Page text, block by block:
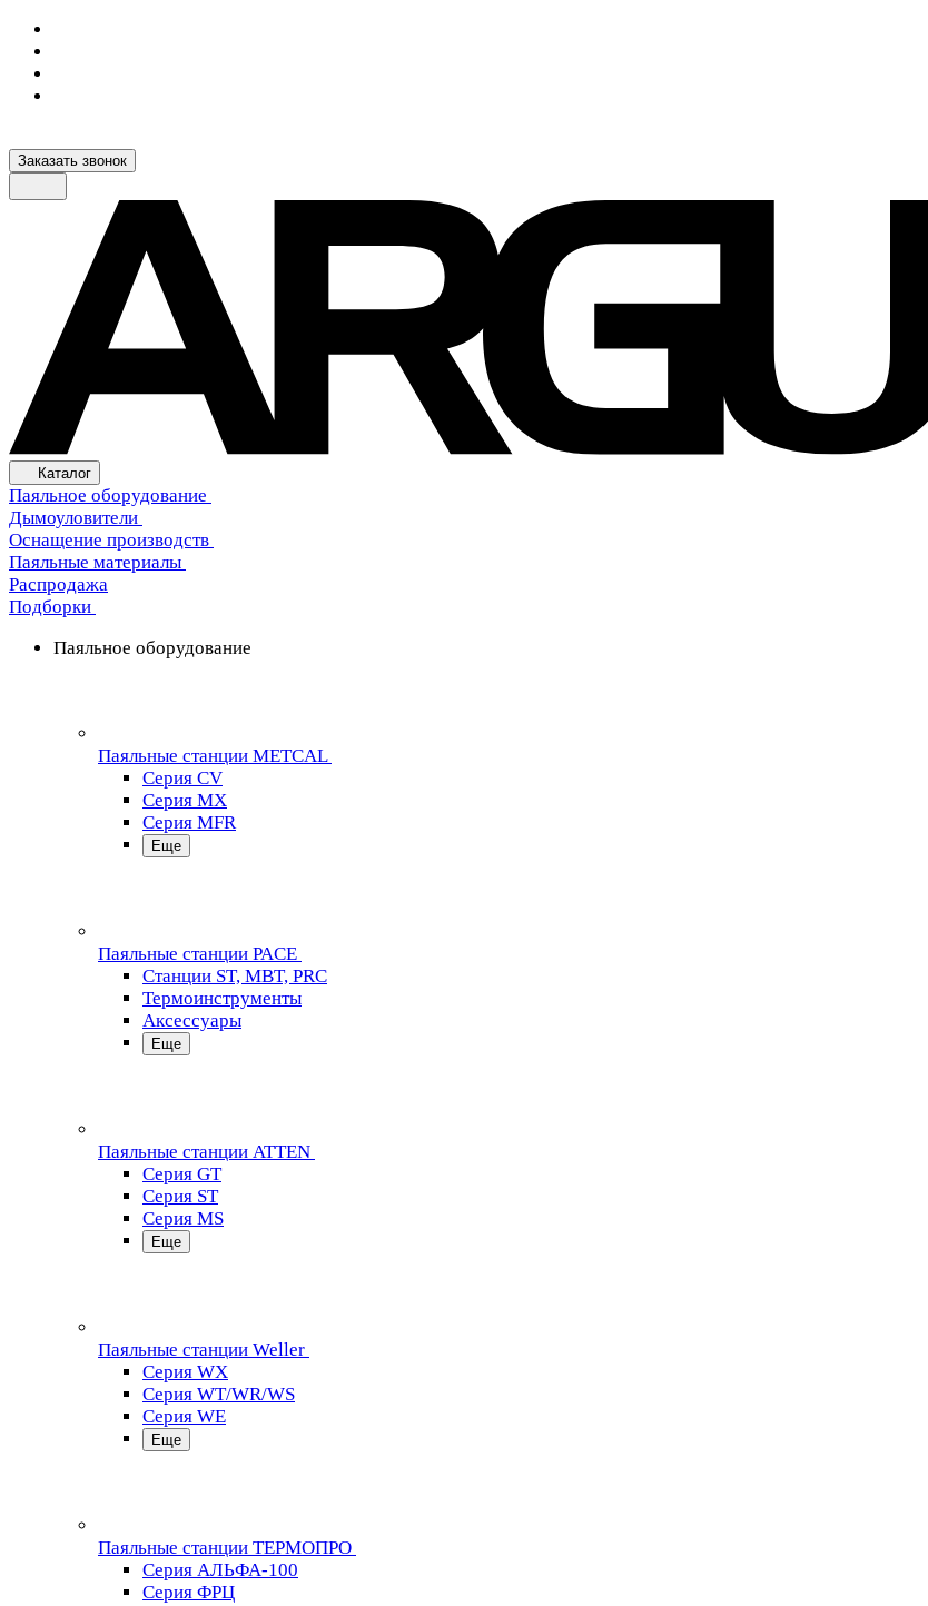
Заказать звонок
Каталог
Паяльное оборудование
Дымоуловители
Оснащение производств
Паяльные материалы
Распродажа
Подборки
Паяльное оборудование
Паяльные станции METCAL
Серия CV
Серия MX
Серия MFR
Еще
Паяльные станции PACE
Станции ST, MBT, PRC
Термоинструменты
Аксессуары
Еще
Паяльные станции ATTEN
Серия GT
Серия ST
Серия MS
Еще
Паяльные станции Weller
Серия WX
Серия WT/WR/WS
Серия WE
Еще
Паяльные станции ТЕРМОПРО
Серия АЛЬФА-100
Серия ФРЦ